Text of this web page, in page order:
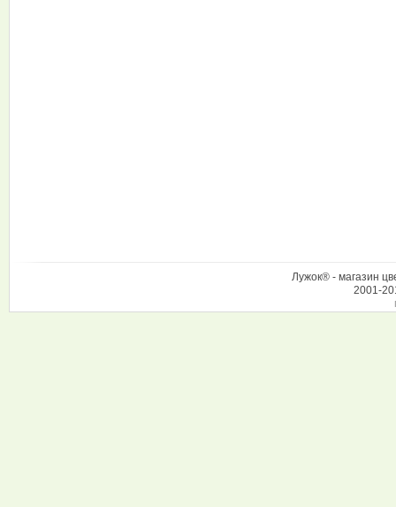
Лужок® - магазин
2001-